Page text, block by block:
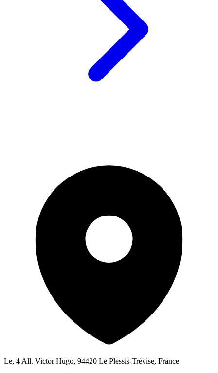
Le, 4 All. Victor Hugo, 94420 Le Plessis-Trévise, France